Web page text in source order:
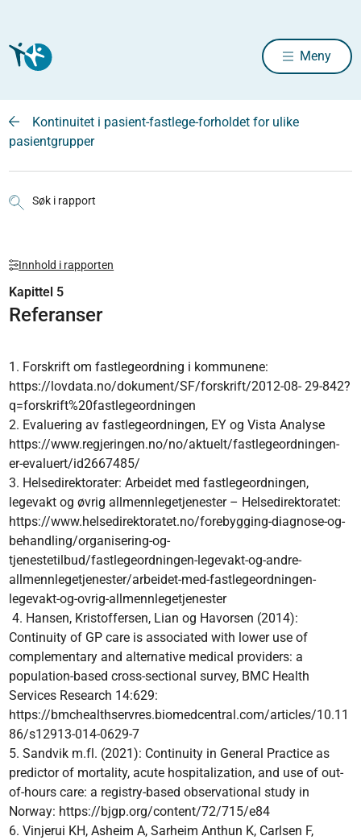
Meny
Kontinuitet i pasient-fastlege-forholdet for ulike
pasientgrupper
Søk i rapport
Innhold i rapporten
Kapittel 5
Referanser
1. Forskrift om fastlegeordning i kommunene:
https://lovdata.no/dokument/SF/forskrift/2012-08- 29-842?
q=forskrift%20fastlegeordningen
2. Evaluering av fastlegeordningen, EY og Vista Analyse
https://www.regjeringen.no/no/aktuelt/fastlegeordningen-
er-evaluert/id2667485/
3. Helsedirektorater: Arbeidet med fastlegeordningen,
legevakt og øvrig allmennlegetjenester – Helsedirektoratet:
https://www.helsedirektoratet.no/forebygging-diagnose-og-
behandling/organisering-og-
tjenestetilbud/fastlegeordningen-legevakt-og-andre-
allmennlegetjenester/arbeidet-med-fastlegeordningen-
legevakt-og-ovrig-allmennlegetjenester
4. Hansen, Kristoffersen, Lian og Havorsen (2014):
Continuity of GP care is associated with lower use of
complementary and alternative medical providers: a
population-based cross-sectional survey, BMC Health
Services Research 14:629:
https://bmchealthservres.biomedcentral.com/articles/10.11
86/s12913-014-0629-7
5. Sandvik m.fl. (2021): Continuity in General Practice as
predictor of mortality, acute hospitalization, and use of out-
of-hours care: a registry-based observational study in
Norway: https://bjgp.org/content/72/715/e84
6. Vinjerui KH, Asheim A, Sarheim Anthun K, Carlsen F,